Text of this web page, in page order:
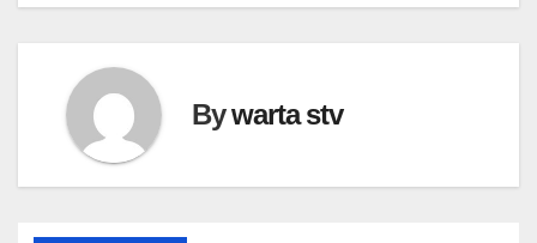
Bywarta stv